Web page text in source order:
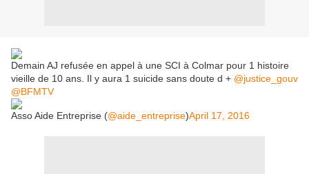
Demain AJ refusée en appel à une SCI à Colmar pour 1 histoire
vieille de 10 ans. Il y aura 1 suicide sans doute d + @justice_gouv
@BFMTV
Asso Aide Entreprise (@aide_entreprise)April 17, 2016